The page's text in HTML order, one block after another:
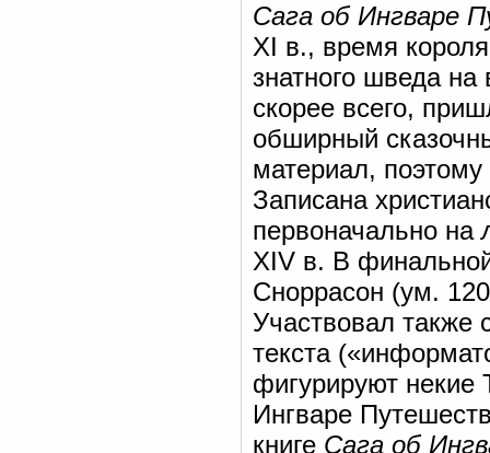
Сага об Ингваре
XI в., время
знатного шведа на
скорее всего,
обширный
материал,
Записана
первоначально на
XIV в. В
Сноррасон (ум.
Участвовал также
текста
фигурируют
Ингваре
книге Сага об